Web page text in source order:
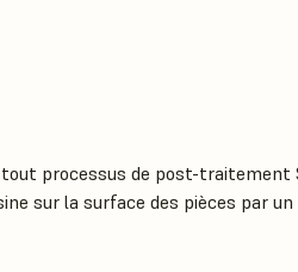
processus de post-traitement
sur la surface des pièces par un